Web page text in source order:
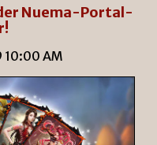
Nuema-Portal-
10:00 AM